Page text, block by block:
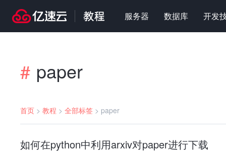
服务器 数据库 开发
# paper
首页 > 教程 > 全部标签 > paper
如何在python中利用arxiv对paper进行下载